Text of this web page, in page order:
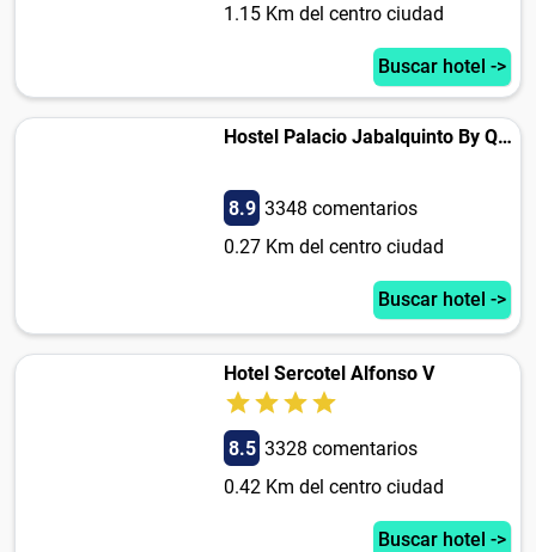
1.15 Km del centro ciudad
Buscar hotel ->
Hostel Palacio Jabalquinto By Quartier
8.9 3348 comentarios
0.27 Km del centro ciudad
Buscar hotel ->
Hotel Sercotel Alfonso V
8.5 3328 comentarios
0.42 Km del centro ciudad
Buscar hotel ->